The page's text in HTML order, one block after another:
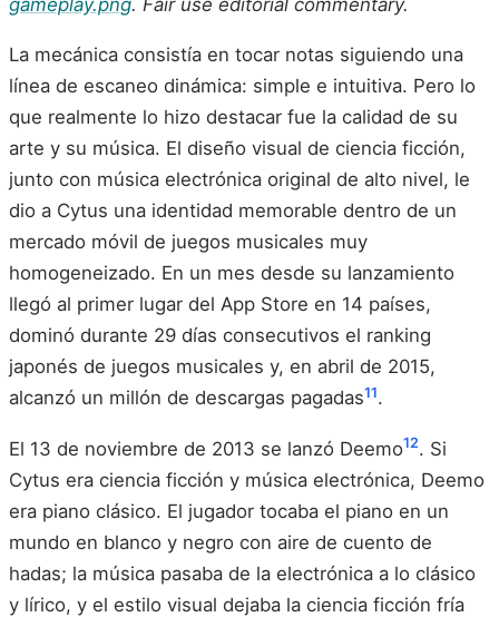
La mecánica consistía en tocar notas siguiendo una
línea de escaneo dinámica: simple e intuitiva. Pero lo
que realmente lo hizo destacar fue la calidad de su
arte y su música. El diseño visual de ciencia ficción,
junto con música electrónica original de alto nivel, le
dio a Cytus una identidad memorable dentro de un
mercado móvil de juegos musicales muy
homogeneizado. En un mes desde su lanzamiento
llegó al primer lugar del App Store en 14 países,
dominó durante 29 días consecutivos el ranking
japonés de juegos musicales y, en abril de 2015,
alcanzó un millón de descargas pagadas11.
El 13 de noviembre de 2013 se lanzó Deemo12. Si
Cytus era ciencia ficción y música electrónica, Deemo
era piano clásico. El jugador tocaba el piano en un
mundo en blanco y negro con aire de cuento de
hadas; la música pasaba de la electrónica a lo clásico
y lírico, y el estilo visual dejaba la ciencia ficción fría